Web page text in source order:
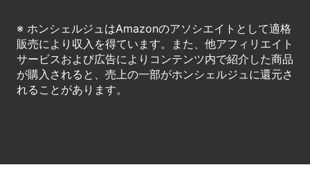
※ ホンシェルジュはAmazonのアソシエイトとして適格
販売により収入を得ています。また、他アフィリエイト
サービスおよび広告によりコンテンツ内で紹介した商品
が購入されると、売上の一部がホンシェルジュに還元さ
れることがあります。